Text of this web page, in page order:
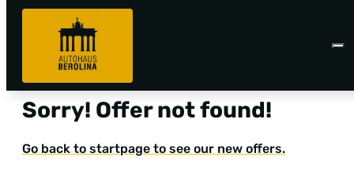
Sorry! Offer not found!
Go back to startpage to see our new offers.